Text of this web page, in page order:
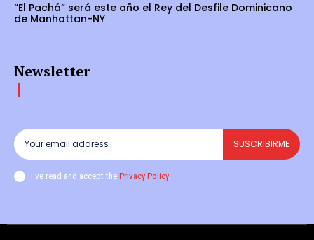
“El Pachá” será este año el Rey del Desfile Dominicano
de Manhattan-NY
Newsletter
SUSCRIBIRME
I've read and accept the Privacy Policy.